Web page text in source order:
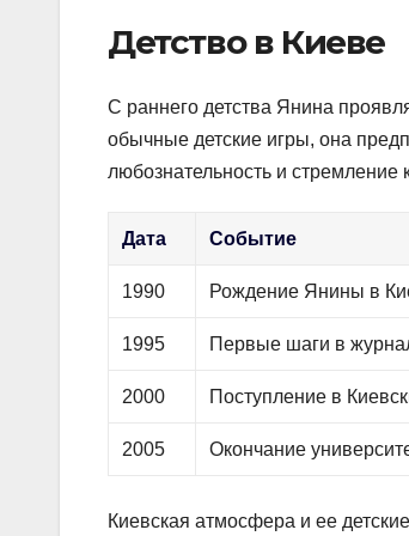
Детство в Киеве
С раннего детства Янина
обычные детские игры, она
любознательность и
Дата Событие
1990 Рождение Янины в
1995 Первые шаги в
2000 Поступление в
2005 Окончание
Киевская атмосфера и ее